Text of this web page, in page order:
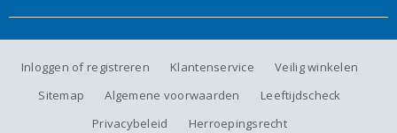
Inloggen of registreren Klantenservice
Veilig winkelen
Sitemap
Algemene voorwaarden
Leeftijdscheck
Privacybeleid
Herroepingsrecht